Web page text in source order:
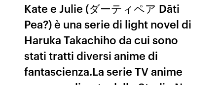
Kate e Julie (ダーティペア Dāti
Pea?) è una serie di light novel di
Haruka Takachiho da cui sono
stati tratti diversi anime di
fantascienza.La serie TV anime